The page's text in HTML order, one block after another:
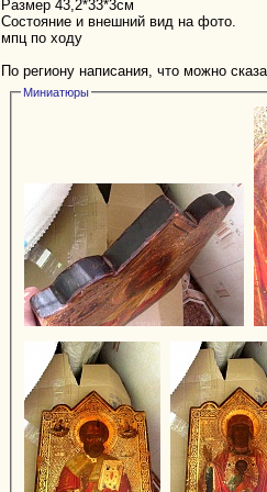
Размер 43,2*33*3см
Состояние и внешний вид на фото.
мпц по ходу
По региону написания, что можно
Миниатюры